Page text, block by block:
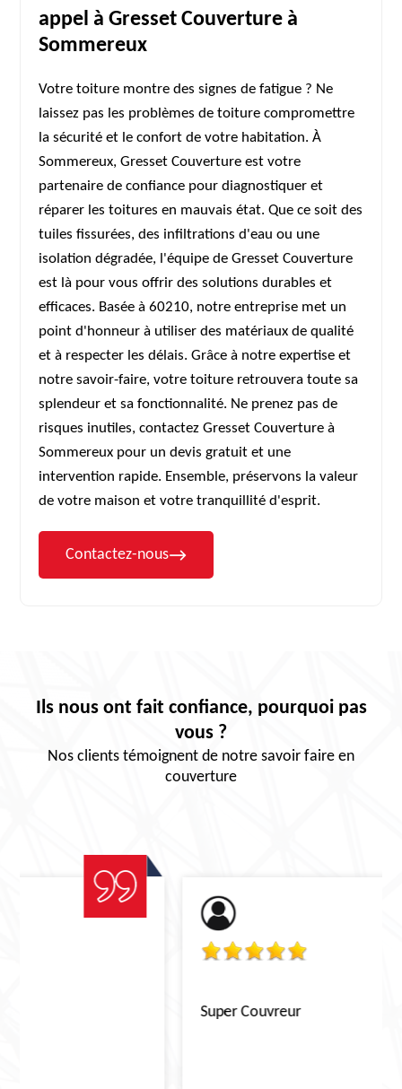
appel à Gresset Couverture à
Sommereux
Votre toiture montre des signes de fatigue ? Ne
laissez pas les problèmes de toiture compromettre
la sécurité et le confort de votre habitation. À
Sommereux, Gresset Couverture est votre
partenaire de confiance pour diagnostiquer et
réparer les toitures en mauvais état. Que ce soit des
tuiles fissurées, des infiltrations d'eau ou une
isolation dégradée, l'équipe de Gresset Couverture
est là pour vous offrir des solutions durables et
efficaces. Basée à 60210, notre entreprise met un
point d'honneur à utiliser des matériaux de qualité
et à respecter les délais. Grâce à notre expertise et
notre savoir-faire, votre toiture retrouvera toute sa
splendeur et sa fonctionnalité. Ne prenez pas de
risques inutiles, contactez Gresset Couverture à
Sommereux pour un devis gratuit et une
intervention rapide. Ensemble, préservons la valeur
de votre maison et votre tranquillité d'esprit.
Contactez-nous
Ils nous ont fait confiance, pourquoi pas
vous ?
Nos clients témoignent de notre savoir faire en
couverture